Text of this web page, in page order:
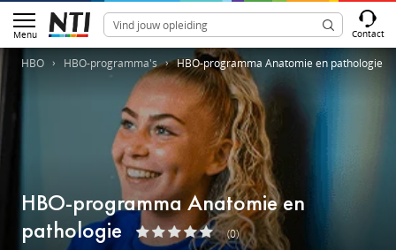
Menu Contact
HBO HBO-programma's HBO-programma Anatomie en pathologie
HBO-programma Anatomie en
pathologie
(0)